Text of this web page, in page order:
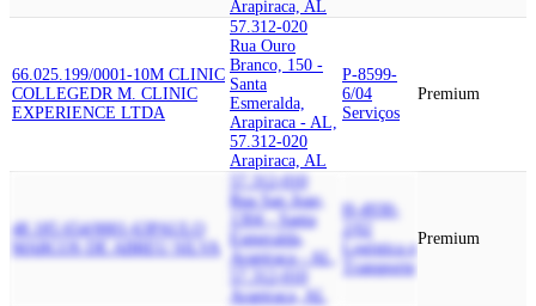
Arapiraca, AL
66.025.199/0001-10M CLINIC
COLLEGEDR M. CLINIC
EXPERIENCE LTDA
57.312-020
Rua Ouro
Branco, 150 -
Santa
Esmeralda,
Arapiraca - AL,
57.312-020
Arapiraca, AL
P-8599-
6/04
Serviços
Premium
48.185.654/0001-63PAULO
MARCOS DE ABREU SILVA
57.312-010
Rua Sao Joao,
1304 - Santa
Esmeralda,
Arapiraca - AL,
57.312-010
Arapiraca, AL
H-4930-
Logística e
Transporte
Premium